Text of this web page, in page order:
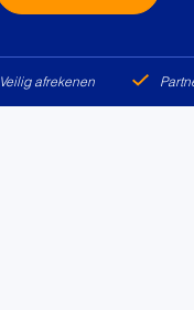
Veilig afrekenen